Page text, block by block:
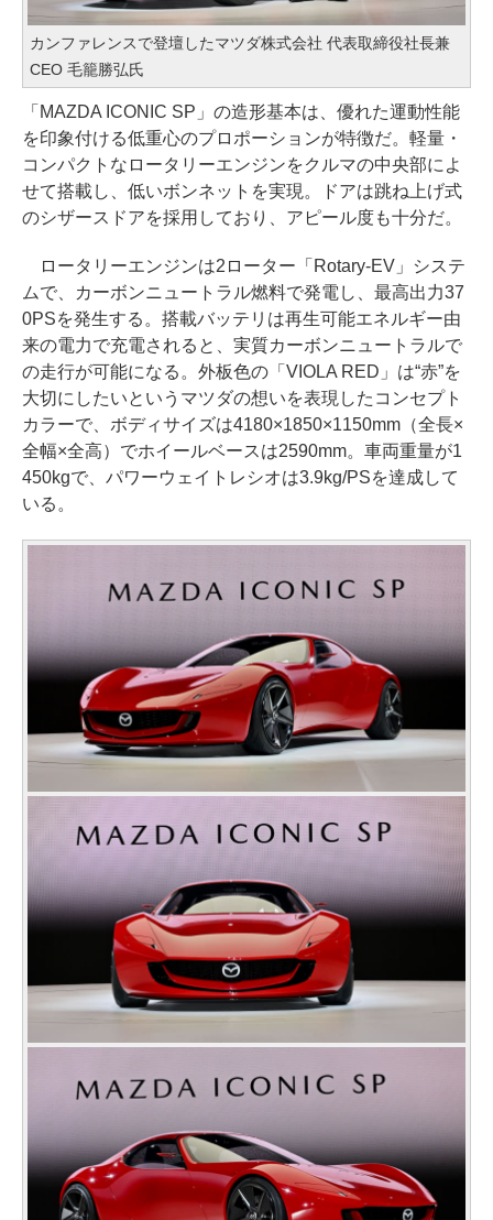
カンファレンスで登壇したマツダ株式会社 代表取締役社長兼
CEO 毛籠勝弘氏
「MAZDA ICONIC SP」の造形基本は、優れた運動性能
を印象付ける低重心のプロポーションが特徴だ。軽量・
コンパクトなロータリーエンジンをクルマの中央部によ
せて搭載し、低いボンネットを実現。ドアは跳ね上げ式
のシザースドアを採用しており、アピール度も十分だ。
ロータリーエンジンは2ローター「Rotary-EV」システ
ムで、カーボンニュートラル燃料で発電し、最高出力37
0PSを発生する。搭載バッテリは再生可能エネルギー由
来の電力で充電されると、実質カーボンニュートラルで
の走行が可能になる。外板色の「VIOLA RED」は“赤”を
大切にしたいというマツダの想いを表現したコンセプト
カラーで、ボディサイズは4180×1850×1150mm（全長×
全幅×全高）でホイールベースは2590mm。車両重量が1
450kgで、パワーウェイトレシオは3.9kg/PSを達成して
いる。